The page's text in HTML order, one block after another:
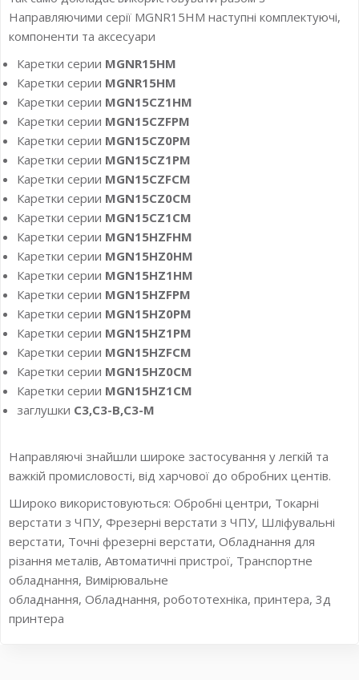
Направляючими серії MGNR15HM наступні комплектуючі,
компоненти та аксесуари
Каретки серии MGNR15HM
Каретки серии MGNR15HM
Каретки серии MGN15CZ1HM
Каретки серии MGN15CZFPM
Каретки серии MGN15CZ0PM
Каретки серии MGN15CZ1PM
Каретки серии MGN15CZFCM
Каретки серии MGN15CZ0CM
Каретки серии MGN15CZ1CM
Каретки серии MGN15HZFHM
Каретки серии MGN15HZ0HM
Каретки серии MGN15HZ1HM
Каретки серии MGN15HZFPM
Каретки серии MGN15HZ0PM
Каретки серии MGN15HZ1PM
Каретки серии MGN15HZFCM
Каретки серии MGN15HZ0CM
Каретки серии MGN15HZ1CM
заглушки С3,С3-В,С3-М
Направляючі знайшли широке застосування у легкій та
важкій промисловості, від харчової до обробних центів.
Широко використовуються: Обробні центри, Токарні
верстати з ЧПУ, Фрезерні верстати з ЧПУ, Шліфувальні
верстати, Точні фрезерні верстати, Обладнання для
різання металів, Автоматичні пристрої, Транспортне
обладнання, Вимірювальне
обладнання, Обладнання, робототехніка, принтера, 3д
принтера